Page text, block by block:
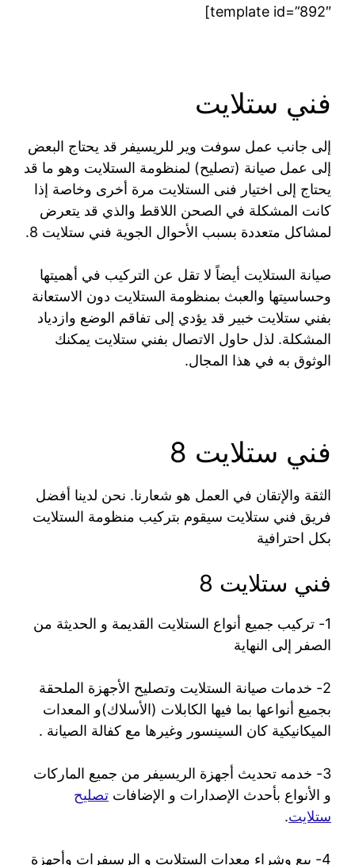
template id=”892″]
فني ستلايت
إلى جانب عمل سوفت وير للريسيفر قد يحتاج البعض
إلى عمل صيانة (تصليح) لمنظومة الستلايت وهو ما قد
يحتاج إلى اختيار فنى الستلايت مرة أخرى وخاصة إذا
كانت المشكلة في الصحن اللاقط والذي قد يتعرض
لمشاكل متعددة بسبب الأحوال الجوية فني ستلايت 8.
صيانة الستلايت أيضاً لا تقل عن التركيب في أهميتها
وحساسيتها والعبث بمنظومة الستلايت دون الاستعانة
بفني ستلايت خبير قد يؤدي إلى تفاقم الوضع وازدياد
المشكلة. لذل حاول الاتصال بفني ستلايت يمكنك
الوثوق به في هذا المجال.
فني ستلايت 8
الثقة والإتقان في العمل هو شعارنا. نحن لدينا أفضل
فريق فني ستلايت سيقوم بتركيب منظومة الستلايت
بكل احترافية
فني ستلايت 8
1- تركيب جميع أنواع الستلايت القديمة و الحديثة من
الصفر إلى النهاية
2- خدمات صيانة الستلايت وتصليح الأجهزة الملحقة
بجميع أنواعها بما فيها الكابلات (الأسلاك)و المعدات
الميكانيكية كان السينسور وغيرها مع كفالة الصيانة .
3- خدمه تحديث أجهزة الريسيفر من جميع الماركات
و الأنواع بأحدث الإصدارات و الإضافات تصليح
ستلايت.
4- بيع وشراء معدات الستلايت و الرسيفرات وأجهزة